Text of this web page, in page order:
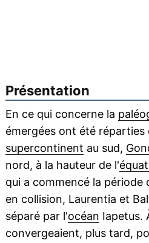
Présentation
En ce qui concerne la
émergées ont été réparties
supercontinent au sud,
nord, à la hauteur de l'
qui a commencé la période
en collision, Laurentia et
séparé par l'océan Iapetus.
convergeaient, plus tard,